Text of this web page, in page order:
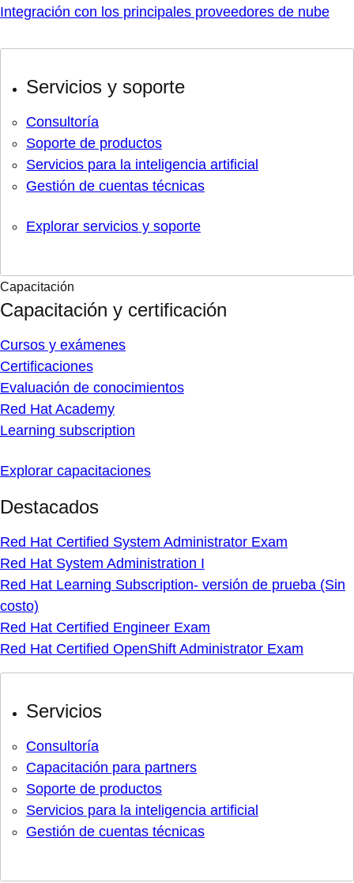
Integración con los principales proveedores de nube
Servicios y soporte
Consultoría
Soporte de productos
Servicios para la inteligencia artificial
Gestión de cuentas técnicas
Explorar servicios y soporte
Capacitación
Capacitación y certificación
Cursos y exámenes
Certificaciones
Evaluación de conocimientos
Red Hat Academy
Learning subscription
Explorar capacitaciones
Destacados
Red Hat Certified System Administrator Exam
Red Hat System Administration I
Red Hat Learning Subscription- versión de prueba (Sin
costo)
Red Hat Certified Engineer Exam
Red Hat Certified OpenShift Administrator Exam
Servicios
Consultoría
Capacitación para partners
Soporte de productos
Servicios para la inteligencia artificial
Gestión de cuentas técnicas